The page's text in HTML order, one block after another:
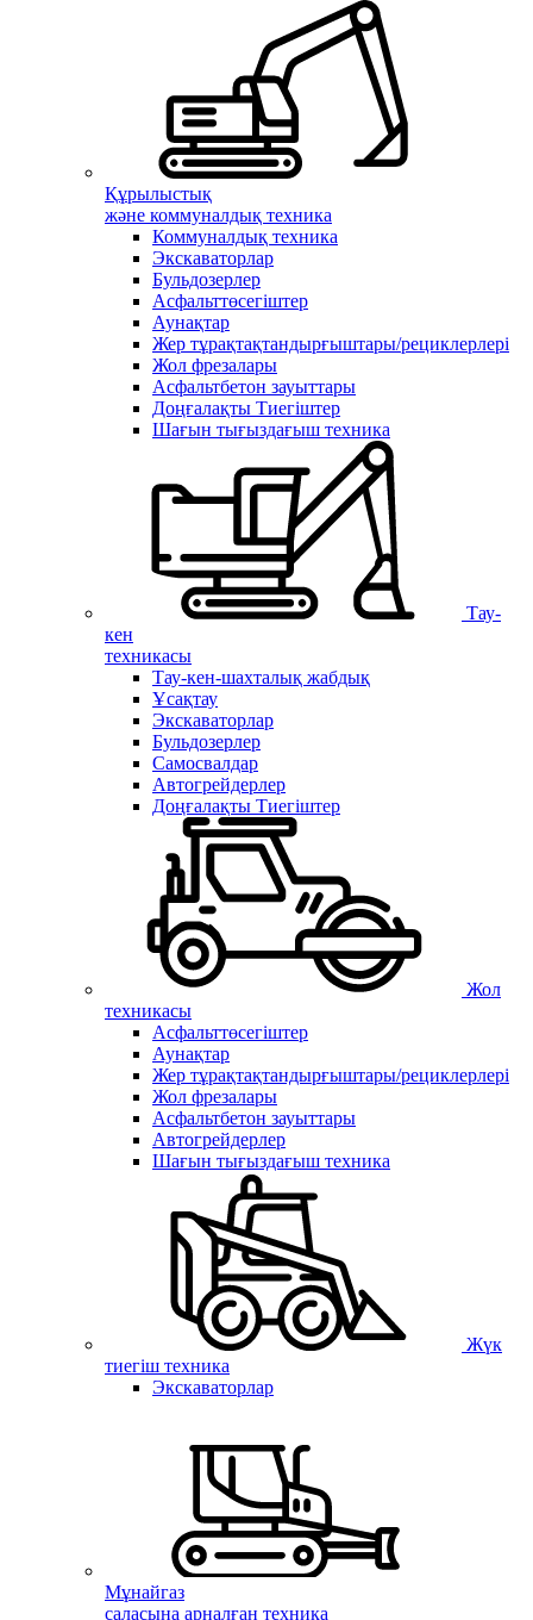
Құрылыстық
және коммуналдық техника
Коммуналдық техника
Экскаваторлар
Бульдозерлер
Асфальттөсегіштер
Аунақтар
Жер тұрақтақтандырғыштары/рециклерлері
Жол фрезалары
Асфальтбетон зауыттары
Доңғалақты Тиегіштер
Шағын тығыздағыш техника
Тау-
кен
техникасы
Тау-кен-шахталық жабдық
Ұсақтау
Экскаваторлар
Бульдозерлер
Самосвалдар
Автогрейдерлер
Доңғалақты Тиегіштер
Жол
техникасы
Асфальттөсегіштер
Аунақтар
Жер тұрақтақтандырғыштары/рециклерлері
Жол фрезалары
Асфальтбетон зауыттары
Автогрейдерлер
Шағын тығыздағыш техника
Жүк
тиегіш техника
Экскаваторлар
Мұнайгаз
саласына арналған техника